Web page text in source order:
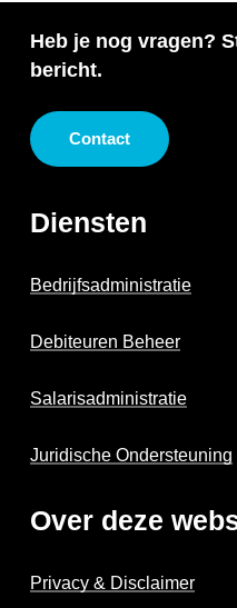
administratie
beheerd, zodat je je
maken en je kunt
Heb je nog vragen?
bericht.
Contact
Diensten
Bedrijfsadministratie
Debiteuren Beheer
Salarisadministratie
Juridische Ondersteuning
Over deze
Privacy & Disclaimer